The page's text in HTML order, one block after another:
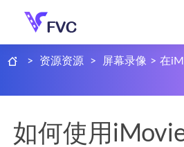
> 资源资源 > 屏幕录像 > 在
如何使用